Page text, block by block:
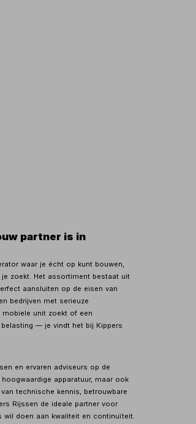
partner is in
waar je écht op kunt bouwen,
zoekt. Het assortiment bestaat uit
aansluiten op de eisen van
bedrijven met serieuze
unit zoekt of een
— je vindt het bij Kippers
en ervaren adviseurs op de
apparatuur, maar ook
technische kennis, betrouwbare
Rijssen de ideale partner voor
doen aan kwaliteit en continuïteit.